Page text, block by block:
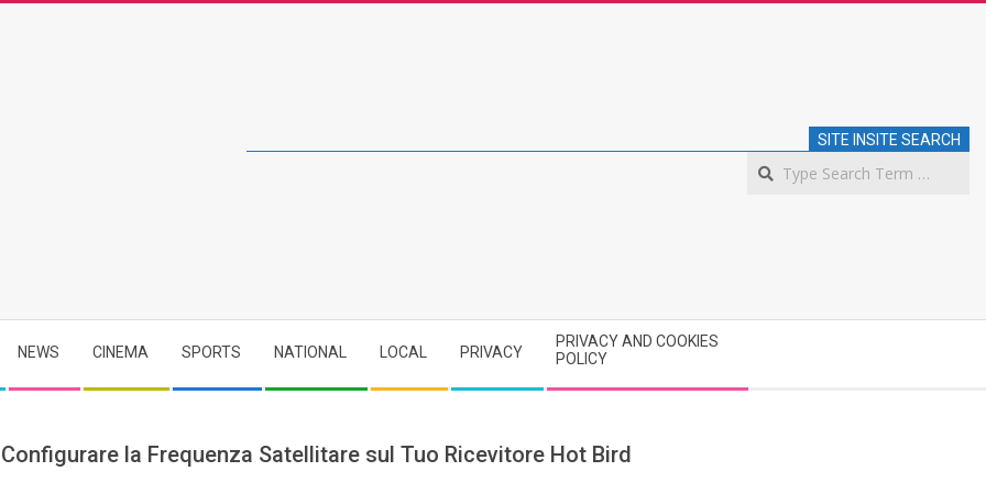
SITE INSITE SEARCH
NEWS CINEMA SPORTS NATIONAL LOCAL PRIVACY
PRIVACY AND COOKIES
POLICY
la Frequenza Satellitare sul Tuo Ricevitore Hot Bird